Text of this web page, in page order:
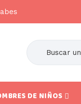
DE NIÑOS